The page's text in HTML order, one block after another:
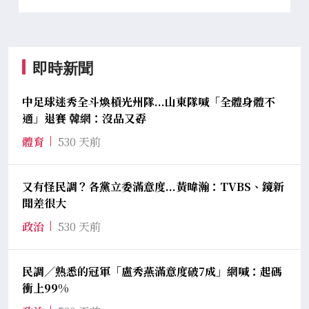
即時新聞
中足球迷秀全斗煥槓光州隊...山東隊喊「全體身體不
適」退賽 韓網：沒品又孬
體育
530 天前
又有怪民調？各黨立委滿意度...黃暐瀚：TVBS、鏡新
聞差很大
政治
530 天前
民調／熟悉的冠軍「盧秀燕滿意度破7成」網喊：起碼
衝上99%